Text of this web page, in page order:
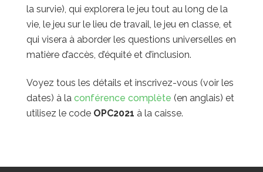
la survie), qui explorera le jeu tout au long de la
vie, le jeu sur le lieu de travail, le jeu en classe, et
qui visera à aborder les questions universelles en
matière d’accès, d’équité et d’inclusion.
Voyez tous les détails et inscrivez-vous (voir les
dates) à la conférence complète (en anglais) et
utilisez le code OPC2021 à la caisse.